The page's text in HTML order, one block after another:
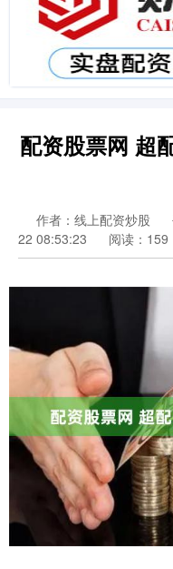
配资股票网 超
作者：线上配资炒股
22 08:53:23
阅读：159